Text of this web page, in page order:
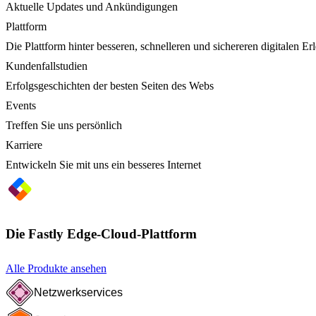
Aktuelle Updates und Ankündigungen
Plattform
Die Plattform hinter besseren, schnelleren und sichereren digitalen
Kundenfallstudien
Erfolgsgeschichten der besten Seiten des Webs
Events
Treffen Sie uns persönlich
Karriere
Entwickeln Sie mit uns ein besseres Internet
Die Fastly Edge-Cloud-Plattform
Alle Produkte ansehen
Netzwerkservices